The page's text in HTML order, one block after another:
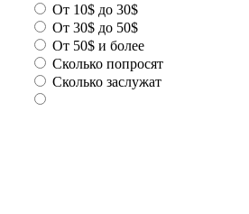
От 10$ до 30$
От 30$ до 50$
От 50$ и более
Сколько попросят
Сколько заслужат